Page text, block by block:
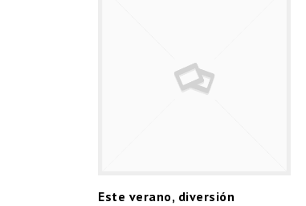
Este verano, diversión